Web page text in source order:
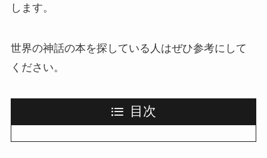
します。
世界の神話の本を探している人はぜひ参考にして
ください。
目次